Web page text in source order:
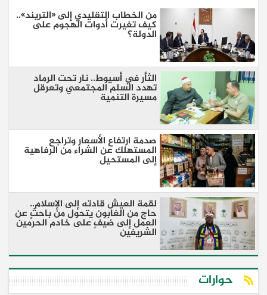
من الخطاب التقليدي إلى «التريند»..
كيف تغيرت أدوات الهجوم على
الدولة؟
الثأر في أسيوط.. نار تحت الرماد
تهدد السلم المجتمعي وتعرقل
مسيرة التنمية
صدمة ارتفاع الأسعار وتراجع
المستهلك عن الشراء من الرفاهية
إلى المستحيل
لقمة العيش قادته إلى الإسلام..
حاج من الغابون يتحول من باحثٍ عن
العمل إلى ضيفٍ على خادم الحرمين
الشريفين
حوارات